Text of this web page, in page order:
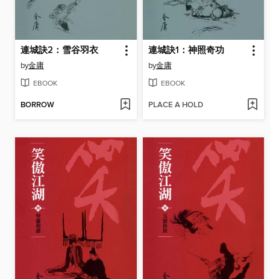
連城訣2：雪谷羽衣
by金庸
EBOOK
BORROW
連城訣1：神照奇功
by金庸
EBOOK
PLACE A HOLD